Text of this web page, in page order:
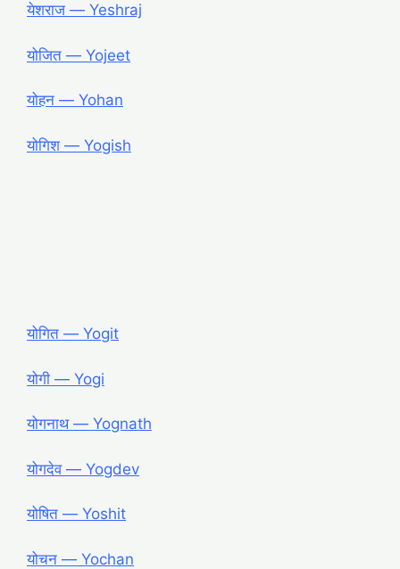
येशराज ― Yeshraj
योजित ― Yojeet
योहन ― Yohan
योगिश ― Yogish
योगित ― Yogit
योगी ― Yogi
योगनाथ ― Yognath
योगदेव ― Yogdev
योषित ― Yoshit
योचन ― Yochan